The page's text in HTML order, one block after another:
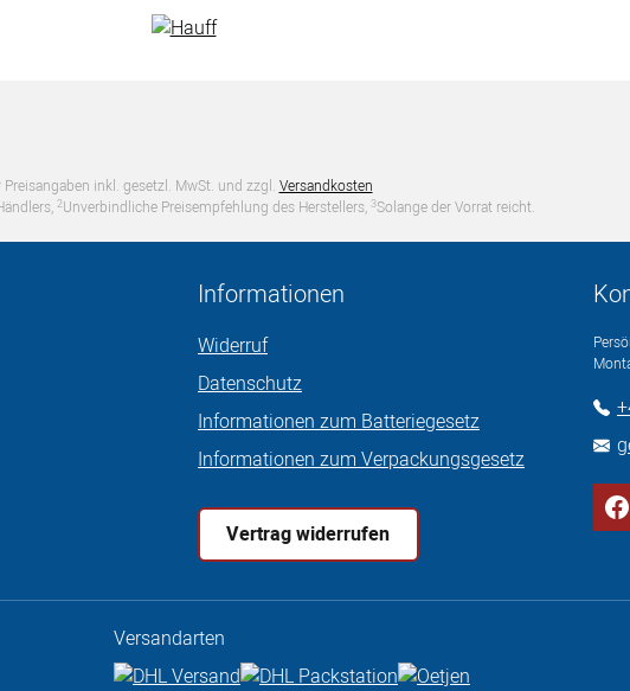
Preisangaben inkl. gesetzl. MwSt. und zzgl. Versandkosten
2Unverbindliche Preisempfehlung des Herstellers, 3Solange der Vorrat reicht.
Informationen
Widerruf
Datenschutz
Informationen zum Batteriegesetz
Informationen zum Verpackungsgesetz
Vertrag widerrufen
Versandarten